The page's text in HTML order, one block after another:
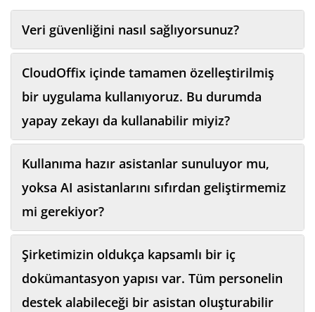
Veri güvenliğini nasıl sağlıyorsunuz?
CloudOffix içinde tamamen özelleştirilmiş
bir uygulama kullanıyoruz. Bu durumda
yapay zekayı da kullanabilir miyiz?
Kullanıma hazır asistanlar sunuluyor mu,
yoksa AI asistanlarını sıfırdan geliştirmemiz
mi gerekiyor?
Şirketimizin oldukça kapsamlı bir iç
dokümantasyon yapısı var. Tüm personelin
destek alabileceği bir asistan oluşturabilir